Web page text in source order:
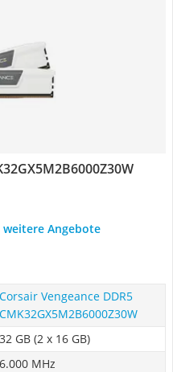
Angebote
Corsair Vengeance DDR5
CMK32GX5M2B6000Z30W
32 GB (2 x 16 GB)
6.000 MHz